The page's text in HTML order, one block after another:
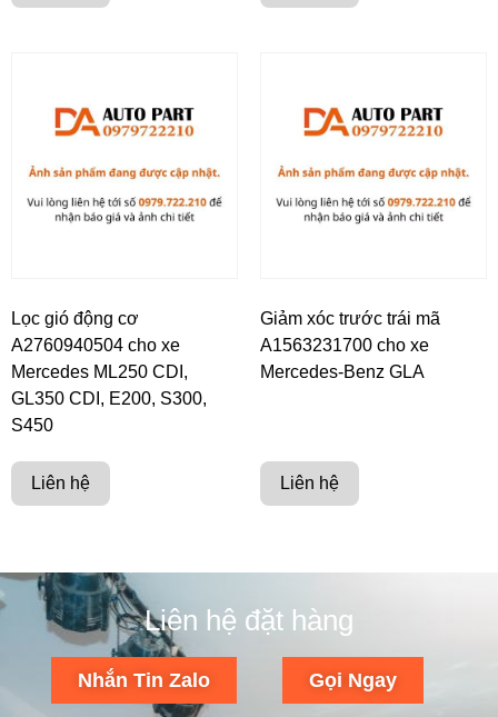
Lọc gió động cơ
A2760940504 cho xe
Mercedes ML250 CDI,
GL350 CDI, E200, S300,
S450
Liên hệ
Giảm xóc trước trái mã
A1563231700 cho xe
Mercedes-Benz GLA
Liên hệ
Liên hệ đặt hàng
Nhắn Tin Zalo Gọi Ngay